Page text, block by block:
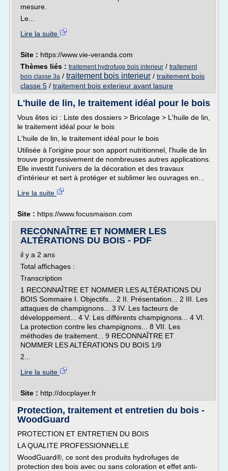
mesure.
Le...
Lire la suite
Site : https://www.vie-veranda.com
Thèmes liés : traitement hydrofuge bois interieur / traitement
bois classe 3a / traitement bois interieur / traitement bois
classe 5 / traitement bois exterieur avant lasure
L'huile de lin, le traitement idéal pour le bois
Vous êtes ici : Liste des dossiers > Bricolage > L'huile de lin,
le traitement idéal pour le bois
L'huile de lin, le traitement idéal pour le bois
Utilisée à l'origine pour son apport nutritionnel, l'huile de lin
trouve progressivement de nombreuses autres applications.
Elle investit l'univers de la décoration et des travaux
d'intérieur et sert à protéger et sublimer les ouvrages en...
Lire la suite
Site : https://www.focusmaison.com
RECONNAÎTRE ET NOMMER LES
ALTÉRATIONS DU BOIS - PDF
il y a 2 ans
Total affichages :
Transcription
1 RECONNAÎTRE ET NOMMER LES ALTÉRATIONS DU
BOIS Sommaire I. Objectifs... 2 II. Présentation... 2 III. Les
attaques de champignons... 3 IV. Les facteurs de
développement... 4 V. Les différents champignons... 4 VI.
La protection contre les champignons... 8 VII. Les
méthodes de traitement... 9 RECONNAÎTRE ET
NOMMER LES ALTÉRATIONS DU BOIS 1/9
2...
Lire la suite
Site : http://docplayer.fr
Protection, traitement et entretien du bois -
WoodGuard
PROTECTION ET ENTRETIEN DU BOIS
LA QUALITE PROFESSIONNELLE
WoodGuard®, ce sont des produits hydrofuges de
protection des bois avec ou sans coloration et effet anti-